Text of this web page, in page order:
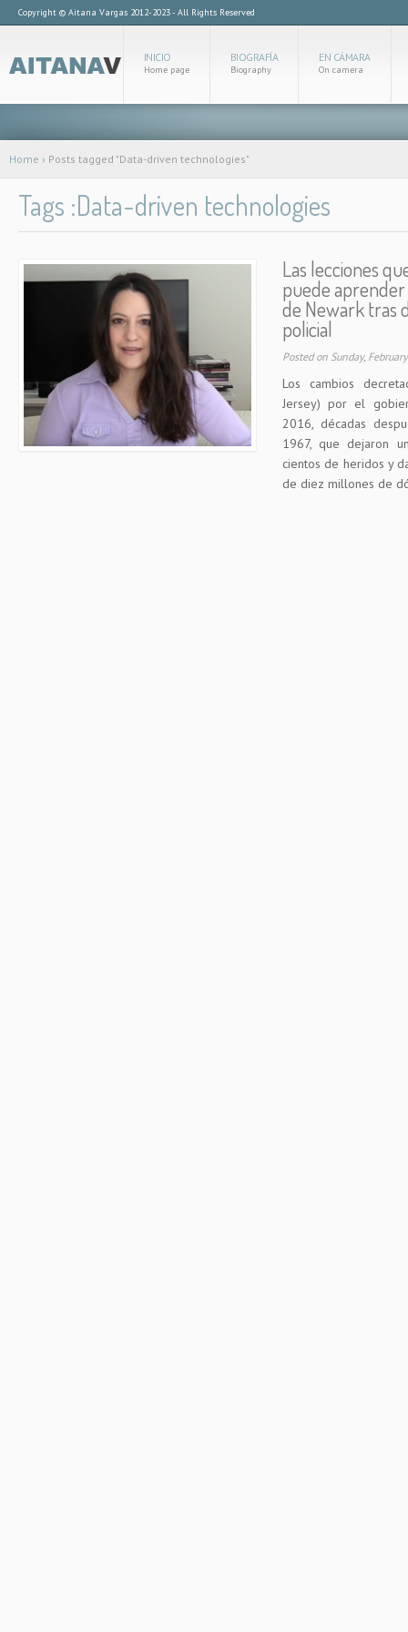
Copyright © Aitana Vargas 2012-2023 - All Rights Reserved
INICIO
Home page
BIOGRAFÍA
Biography
EN CÁMARA
On camera
Home › Posts tagged "Data-driven technologies"
Tags :Data-driven technologies
Las lecciones
puede
de Newark tras
policial
Posted on Sunday,
Los cambios
Jersey) por el
2016, décadas
1967, que dejaron
cientos de heridos y
de diez millones de